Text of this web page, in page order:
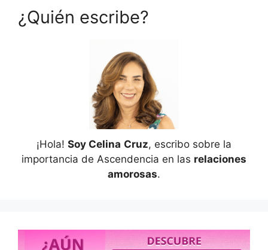
¿Quién escribe?
¡Hola! Soy Celina Cruz, escribo sobre la
importancia de Ascendencia en las relaciones
amorosas.